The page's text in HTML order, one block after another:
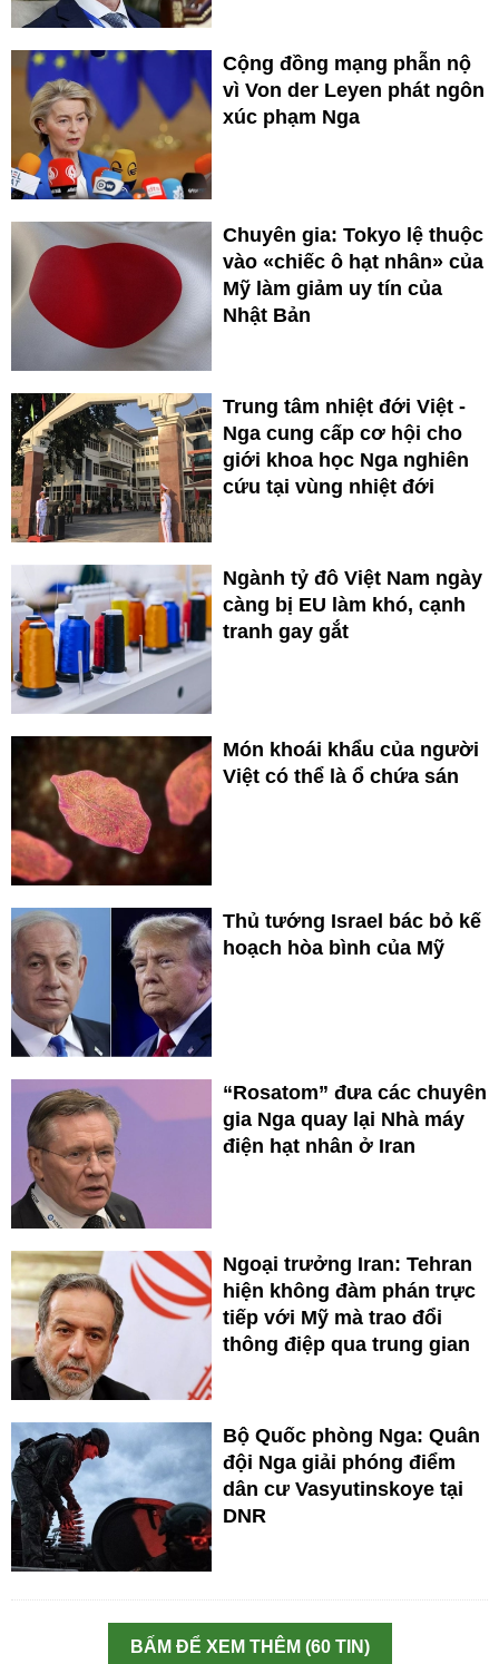
Cộng đồng mạng phẫn nộ
vì Von der Leyen phát ngôn
xúc phạm Nga
Chuyên gia: Tokyo lệ thuộc
vào «chiếc ô hạt nhân» của
Mỹ làm giảm uy tín của
Nhật Bản
Trung tâm nhiệt đới Việt -
Nga cung cấp cơ hội cho
giới khoa học Nga nghiên
cứu tại vùng nhiệt đới
Ngành tỷ đô Việt Nam ngày
càng bị EU làm khó, cạnh
tranh gay gắt
Món khoái khẩu của người
Việt có thể là ổ chứa sán
Thủ tướng Israel bác bỏ kế
hoạch hòa bình của Mỹ
“Rosatom” đưa các chuyên
gia Nga quay lại Nhà máy
điện hạt nhân ở Iran
Ngoại trưởng Iran: Tehran
hiện không đàm phán trực
tiếp với Mỹ mà trao đổi
thông điệp qua trung gian
Bộ Quốc phòng Nga: Quân
đội Nga giải phóng điểm
dân cư Vasyutinskoye tại
DNR
BẤM ĐỂ XEM THÊM (60 TIN)